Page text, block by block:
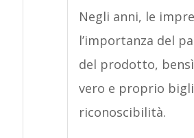
Negli anni, le
l’importanza del
del prodotto,
vero e proprio
riconoscibilità.